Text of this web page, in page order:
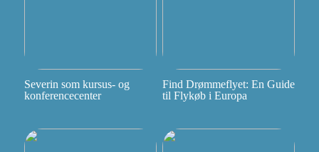
Severin som kursus- og
konferencecenter
Find Drømmeflyet: En Guide
til Flykøb i Europa